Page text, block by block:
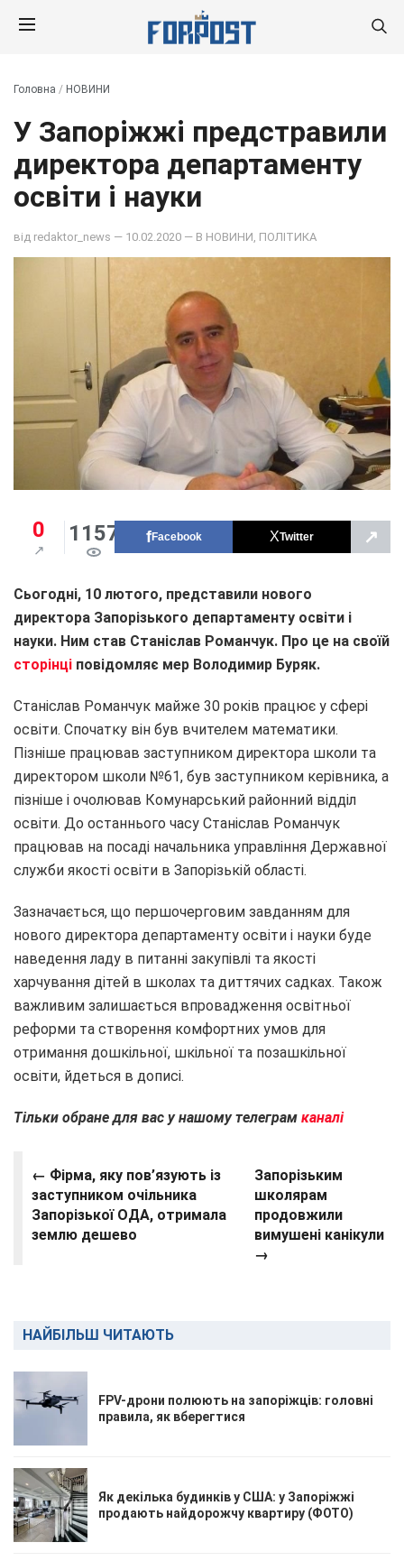
Головна / НОВИНИ
У Запоріжжі предстравили
директора департаменту
освіти і науки
від redaktor_news — 10.02.2020 — В НОВИНИ ПОЛІТИКА
0 1157 Facebook Twitter ↗
Сьогодні, 10 лютого, представили нового
директора Запорізького департаменту освіти і
науки. Ним став Станіслав Романчук. Про це на своїй
сторінці повідомляє мер Володимир Буряк.
Станіслав Романчук майже 30 років працює у сфері
освіти. Спочатку він був вчителем математики.
Пізніше працював заступником директора школи та
директором школи №61, був заступником керівника, а
пізніше і очолював Комунарський районний відділ
освіти. До останнього часу Станіслав Романчук
працював на посаді начальника управління Державної
служби якості освіти в Запорізькій області.
Зазначається, що першочерговим завданням для
нового директора департаменту освіти і науки буде
наведення ладу в питанні закупівлі та якості
харчування дітей в школах та диттячих садках. Також
важливим залишається впровадження освітньої
реформи та створення комфортних умов для
отримання дошкільної, шкільної та позашкільної
освіти, йдеться в дописі.
Тільки обране для вас у нашому телеграм каналі
← Фірма, яку пов’язують із
заступником очільника
Запорізької ОДА, отримала
землю дешево
Запорізьким
школярам
продовжили
вимушені канікули
→
НАЙБІЛЬШ ЧИТАЮТЬ
FPV-дрони полюють на запоріжців: головні
правила, як вберегтися
Як декілька будинків у США: у Запоріжжі
продають найдорожчу квартиру (ФОТО)